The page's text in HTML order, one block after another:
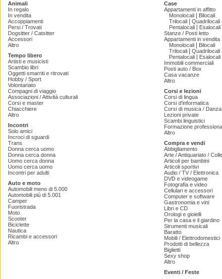
Animali
In regalo
In vendita
Accoppiamenti
Persi / Trovati
Dogsitter / Catsitter
Accessori
Altro
Tempo libero
Artisti e musicisti
Scambio libri
Oggetti smarriti e ritrovati
Hobby / Sport
Volontariato
Compagni di viaggio
Associazioni / Attività culturali
Corsi e master
Chiacchiere
Altro
Incontri
Solo amici
Incroci di sguardi
Trans
Donna cerca uomo
Donna cerca donna
Uomo cerca donna
Uomo cerca uomo
Incontri per adulti
Auto e moto
Automobili meno di 5.000
Automobili più di 5.001
Camper
Fuoristrada
Moto
Scooter
Biciclette
Nautica
Ricambi e accessori
Altro
Case
Appartamenti in affitto
Monolocali
Bilocali
Trilocali
Quadrilocali
Pentalocali
Esalocali
Stanze / Posti letto
Appartamenti in vendita
Monolocali
Bilocali
Trilocali
Quadrilocali
Pentalocali
Esalocali
Immobili commerciali
Posti auto / Box
Casa vacanze
Altro
Corsi e lezioni
Corsi di lingua
Corsi d'informatica
Corsi di musica /
Lezioni private
Scambi linguistici
Formazione
Altro
Compra e vendi
Abbigliamento
Arte / Antiquariato /
Articoli per bambini
Articoli sportivi
Audio / TV / Elettronica
DVD e videogame
Fotografia e video
Cellulari e accessori
Computer e software
Gastronomia e vini
Libri e CD
Orologi e gioielli
Per la casa e il giardino
Strumenti musicali
Baratto
Mobili / Elettrodomestici
Prodotti di bellezza
Biglietti
Sexy shop
Altro
Eventi / Feste